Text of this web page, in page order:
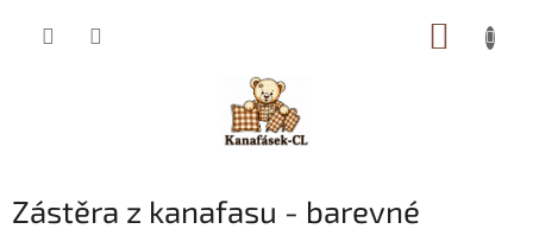
Zástěra z kanafasu - barevné